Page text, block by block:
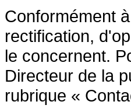
Conformément
rectification,
le concernent.
Directeur de la
rubrique «